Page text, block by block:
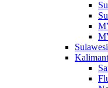
Sulawesi